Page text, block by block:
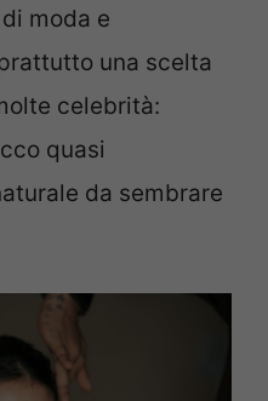
moda e
una scelta
celebrità:
quasi
da sembrare